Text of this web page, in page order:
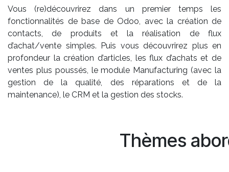
Vous (re)découvrirez dans un premier temps les
fonctionnalités de base de Odoo, avec la création de
contacts, de produits et la réalisation de flux
d’achat/vente simples. Puis vous découvrirez plus en
profondeur la création d’articles, les flux d’achats et de
ventes plus poussés, le module Manufacturing (avec la
gestion de la qualité, des réparations et de la
maintenance), le CRM et la gestion des stocks.
Thèmes